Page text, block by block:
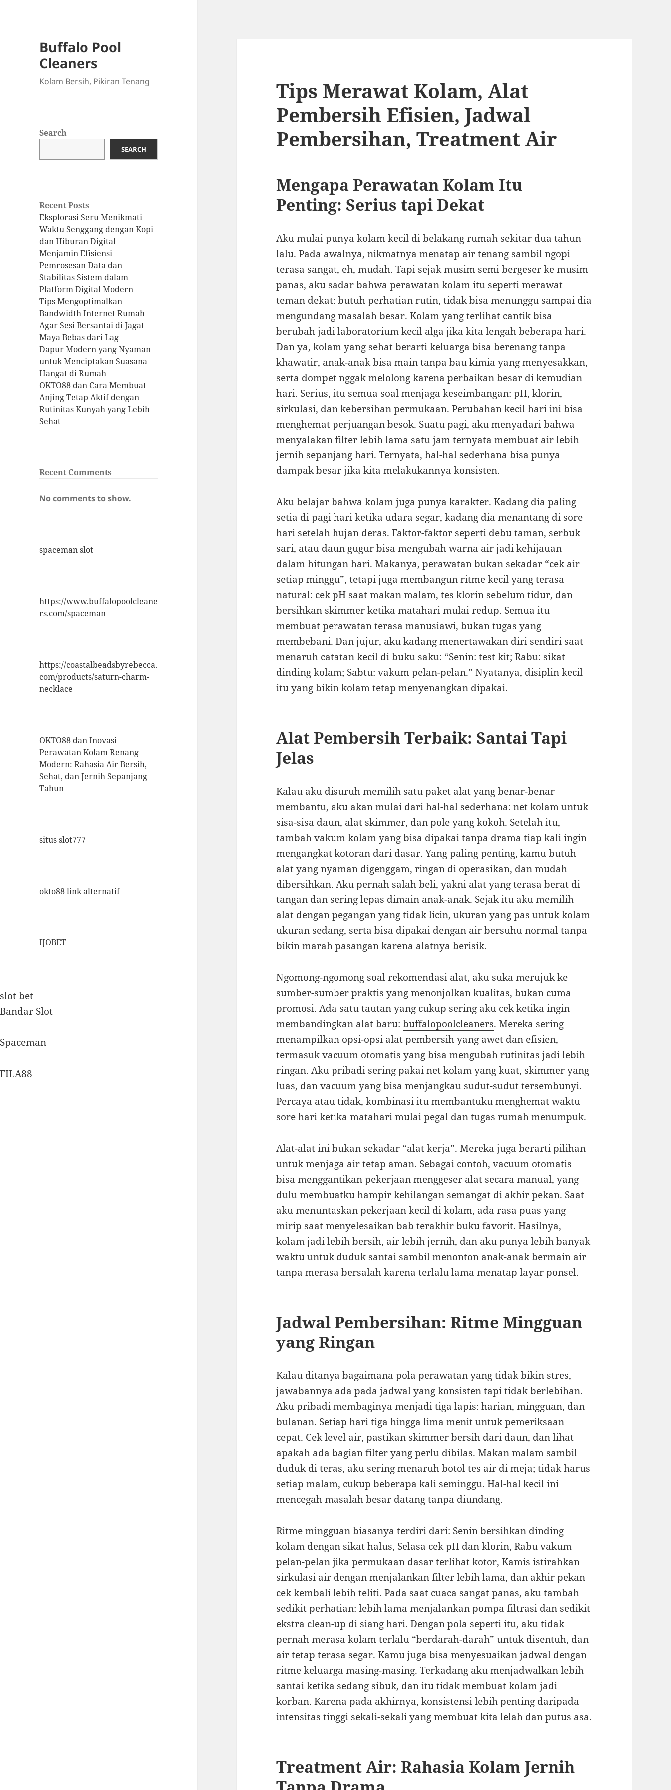
Buffalo Pool
Cleaners
Kolam Bersih, Pikiran Tenang
Search
SEARCH
Recent Posts
Eksplorasi Seru Menikmati
Waktu Senggang dengan Kopi
dan Hiburan Digital
Menjamin Efisiensi
Pemrosesan Data dan
Stabilitas Sistem dalam
Platform Digital Modern
Tips Mengoptimalkan
Bandwidth Internet Rumah
Agar Sesi Bersantai di Jagat
Maya Bebas dari Lag
Dapur Modern yang Nyaman
untuk Menciptakan Suasana
Hangat di Rumah
OKTO88 dan Cara Membuat
Anjing Tetap Aktif dengan
Rutinitas Kunyah yang Lebih
Sehat
Recent Comments
No comments to show.
spaceman slot
https://www.buffalopoolcleane
rs.com/spaceman
https://coastalbeadsbyrebecca.
com/products/saturn-charm-
necklace
OKTO88 dan Inovasi
Perawatan Kolam Renang
Modern: Rahasia Air Bersih,
Sehat, dan Jernih Sepanjang
Tahun
situs slot777
okto88 link alternatif
IJOBET
slot bet
Bandar Slot
Spaceman
FILA88
Tips Merawat Kolam, Alat
Pembersih Efisien, Jadwal
Pembersihan, Treatment Air
Mengapa Perawatan Kolam Itu
Penting: Serius tapi Dekat
Aku mulai punya kolam kecil di belakang rumah sekitar dua tahun
lalu. Pada awalnya, nikmatnya menatap air tenang sambil ngopi
terasa sangat, eh, mudah. Tapi sejak musim semi bergeser ke musim
panas, aku sadar bahwa perawatan kolam itu seperti merawat
teman dekat: butuh perhatian rutin, tidak bisa menunggu sampai dia
mengundang masalah besar. Kolam yang terlihat cantik bisa
berubah jadi laboratorium kecil alga jika kita lengah beberapa hari.
Dan ya, kolam yang sehat berarti keluarga bisa berenang tanpa
khawatir, anak-anak bisa main tanpa bau kimia yang menyesakkan,
serta dompet nggak melolong karena perbaikan besar di kemudian
hari. Serius, itu semua soal menjaga keseimbangan: pH, klorin,
sirkulasi, dan kebersihan permukaan. Perubahan kecil hari ini bisa
menghemat perjuangan besok. Suatu pagi, aku menyadari bahwa
menyalakan filter lebih lama satu jam ternyata membuat air lebih
jernih sepanjang hari. Ternyata, hal-hal sederhana bisa punya
dampak besar jika kita melakukannya konsisten.
Aku belajar bahwa kolam juga punya karakter. Kadang dia paling
setia di pagi hari ketika udara segar, kadang dia menantang di sore
hari setelah hujan deras. Faktor-faktor seperti debu taman, serbuk
sari, atau daun gugur bisa mengubah warna air jadi kehijauan
dalam hitungan hari. Makanya, perawatan bukan sekadar “cek air
setiap minggu”, tetapi juga membangun ritme kecil yang terasa
natural: cek pH saat makan malam, tes klorin sebelum tidur, dan
bersihkan skimmer ketika matahari mulai redup. Semua itu
membuat perawatan terasa manusiawi, bukan tugas yang
membebani. Dan jujur, aku kadang menertawakan diri sendiri saat
menaruh catatan kecil di buku saku: “Senin: test kit; Rabu: sikat
dinding kolam; Sabtu: vakum pelan-pelan.” Nyatanya, disiplin kecil
itu yang bikin kolam tetap menyenangkan dipakai.
Alat Pembersih Terbaik: Santai Tapi
Jelas
Kalau aku disuruh memilih satu paket alat yang benar-benar
membantu, aku akan mulai dari hal-hal sederhana: net kolam untuk
sisa-sisa daun, alat skimmer, dan pole yang kokoh. Setelah itu,
tambah vakum kolam yang bisa dipakai tanpa drama tiap kali ingin
mengangkat kotoran dari dasar. Yang paling penting, kamu butuh
alat yang nyaman digenggam, ringan di operasikan, dan mudah
dibersihkan. Aku pernah salah beli, yakni alat yang terasa berat di
tangan dan sering lepas dimain anak-anak. Sejak itu aku memilih
alat dengan pegangan yang tidak licin, ukuran yang pas untuk kolam
ukuran sedang, serta bisa dipakai dengan air bersuhu normal tanpa
bikin marah pasangan karena alatnya berisik.
Ngomong-ngomong soal rekomendasi alat, aku suka merujuk ke
sumber-sumber praktis yang menonjolkan kualitas, bukan cuma
promosi. Ada satu tautan yang cukup sering aku cek ketika ingin
membandingkan alat baru:buffalopoolcleaners. Mereka sering
menampilkan opsi-opsi alat pembersih yang awet dan efisien,
termasuk vacuum otomatis yang bisa mengubah rutinitas jadi lebih
ringan. Aku pribadi sering pakai net kolam yang kuat, skimmer yang
luas, dan vacuum yang bisa menjangkau sudut-sudut tersembunyi.
Percaya atau tidak, kombinasi itu membantuku menghemat waktu
sore hari ketika matahari mulai pegal dan tugas rumah menumpuk.
Alat-alat ini bukan sekadar “alat kerja”. Mereka juga berarti pilihan
untuk menjaga air tetap aman. Sebagai contoh, vacuum otomatis
bisa menggantikan pekerjaan menggeser alat secara manual, yang
dulu membuatku hampir kehilangan semangat di akhir pekan. Saat
aku menuntaskan pekerjaan kecil di kolam, ada rasa puas yang
mirip saat menyelesaikan bab terakhir buku favorit. Hasilnya,
kolam jadi lebih bersih, air lebih jernih, dan aku punya lebih banyak
waktu untuk duduk santai sambil menonton anak-anak bermain air
tanpa merasa bersalah karena terlalu lama menatap layar ponsel.
Jadwal Pembersihan: Ritme Mingguan
yang Ringan
Kalau ditanya bagaimana pola perawatan yang tidak bikin stres,
jawabannya ada pada jadwal yang konsisten tapi tidak berlebihan.
Aku pribadi membaginya menjadi tiga lapis: harian, mingguan, dan
bulanan. Setiap hari tiga hingga lima menit untuk pemeriksaan
cepat. Cek level air, pastikan skimmer bersih dari daun, dan lihat
apakah ada bagian filter yang perlu dibilas. Makan malam sambil
duduk di teras, aku sering menaruh botol tes air di meja; tidak harus
setiap malam, cukup beberapa kali seminggu. Hal-hal kecil ini
mencegah masalah besar datang tanpa diundang.
Ritme mingguan biasanya terdiri dari: Senin bersihkan dinding
kolam dengan sikat halus, Selasa cek pH dan klorin, Rabu vakum
pelan-pelan jika permukaan dasar terlihat kotor, Kamis istirahkan
sirkulasi air dengan menjalankan filter lebih lama, dan akhir pekan
cek kembali lebih teliti. Pada saat cuaca sangat panas, aku tambah
sedikit perhatian: lebih lama menjalankan pompa filtrasi dan sedikit
ekstra clean-up di siang hari. Dengan pola seperti itu, aku tidak
pernah merasa kolam terlalu “berdarah-darah” untuk disentuh, dan
air tetap terasa segar. Kamu juga bisa menyesuaikan jadwal dengan
ritme keluarga masing-masing. Terkadang aku menjadwalkan lebih
santai ketika sedang sibuk, dan itu tidak membuat kolam jadi
korban. Karena pada akhirnya, konsistensi lebih penting daripada
intensitas tinggi sekali-sekali yang membuat kita lelah dan putus asa.
Treatment Air: Rahasia Kolam Jernih